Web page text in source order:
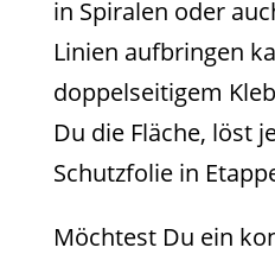
in Spiralen oder
Linien aufbringen
doppelseitigem
Du die Fläche, löst
Schutzfolie in
Möchtest Du ein